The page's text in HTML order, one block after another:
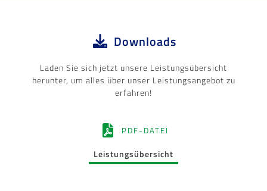
Downloads
Laden Sie sich jetzt unsere Leistungsübersicht
herunter, um alles über unser Leistungsangebot zu
erfahren!
PDF-DATEI
Leistungsübersicht